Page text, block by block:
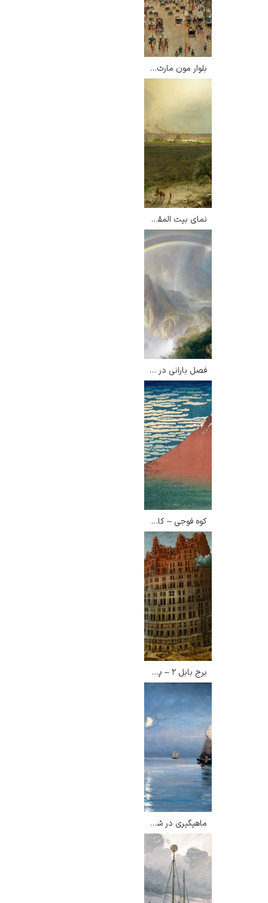
بلوار مون مارت – کامی پیسارو
نمای بیت المقدس از کوه زیتون – فردریک ادوین چرچ
فصل بارانی در مناطق استوایی – فردریک ادوین چرچ
کوه فوجی – کاتسوشیکا هوکوسائی
برج بابل ۲ – پیتر بروگل
ماهیگیری در شب مهتابی – کارل لوچر